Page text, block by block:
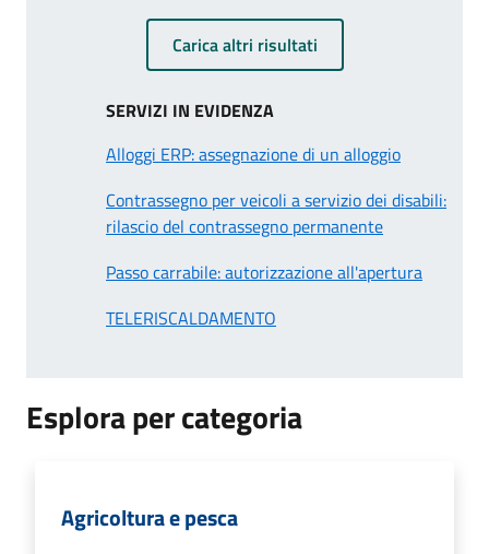
Carica altri risultati
SERVIZI IN EVIDENZA
Alloggi ERP: assegnazione di un alloggio
Contrassegno per veicoli a servizio dei disabili:
rilascio del contrassegno permanente
Passo carrabile: autorizzazione all'apertura
TELERISCALDAMENTO
Esplora per categoria
Agricoltura e pesca